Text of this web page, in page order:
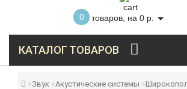
0 товаров, на 0 р.
КАТАЛОГ ТОВАРОВ
Звук Акустические системы